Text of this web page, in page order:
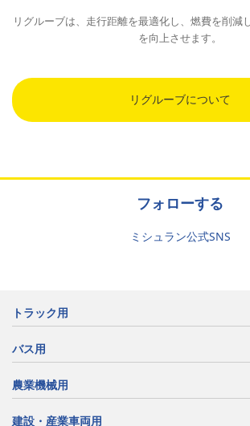
リグルーブは、走行距離を最適化し、燃費を削減
を向上させます。
リグルーブについて
フォローする
ミシュラン公式SNS
トラック用
バス用
農業機械用
建設・産業車両用